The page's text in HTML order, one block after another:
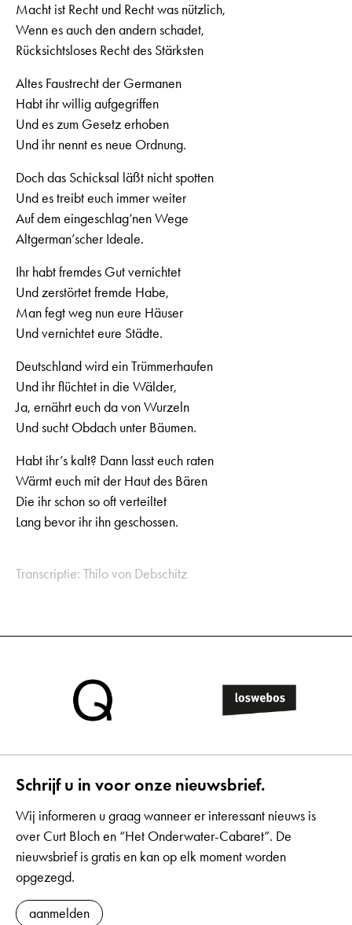
Macht ist Recht und Recht was nützlich,
Wenn es auch den andern schadet,
Rücksichtsloses Recht des Stärksten
Altes Faustrecht der Germanen
Habt ihr willig aufgegriffen
Und es zum Gesetz erhoben
Und ihr nennt es neue Ordnung.
Doch das Schicksal läßt nicht spotten
Und es treibt euch immer weiter
Auf dem eingeschlag’nen Wege
Altgerman’scher Ideale.
Ihr habt fremdes Gut vernichtet
Und zerstörtet fremde Habe,
Man fegt weg nun eure Häuser
Und vernichtet eure Städte.
Deutschland wird ein Trümmerhaufen
Und ihr flüchtet in die Wälder,
Ja, ernährt euch da von Wurzeln
Und sucht Obdach unter Bäumen.
Habt ihr’s kalt? Dann lasst euch raten
Wärmt euch mit der Haut des Bären
Die ihr schon so oft verteiltet
Lang bevor ihr ihn geschossen.
Transcriptie: Thilo von Debschitz
Schrijf u in voor onze nieuwsbrief.
Wij informeren u graag wanneer er interessant nieuws is
over Curt Bloch en “Het Onderwater-Cabaret”. De
nieuwsbrief is gratis en kan op elk moment worden
opgezegd.
aanmelden